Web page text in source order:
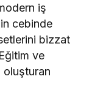
iş
cebinde
bizzat
ve
oluşturan